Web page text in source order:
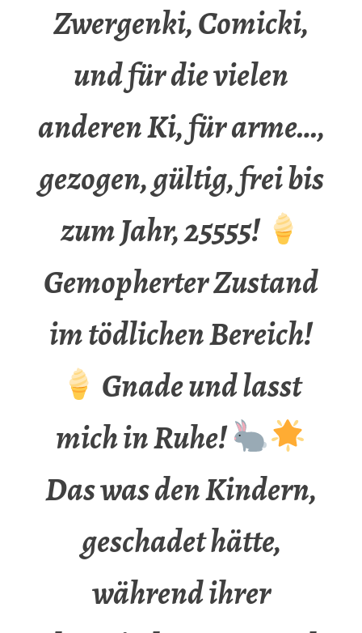
Zwergenki, Comicki,
und für die vielen
anderen Ki, für arme…,
gezogen, gültig, frei bis
zum Jahr, 25555!
Gemopherter Zustand
im tödlichen Bereich!
Gnade und lasst
mich in Ruhe!
Das was den Kindern,
geschadet hätte,
während ihrer